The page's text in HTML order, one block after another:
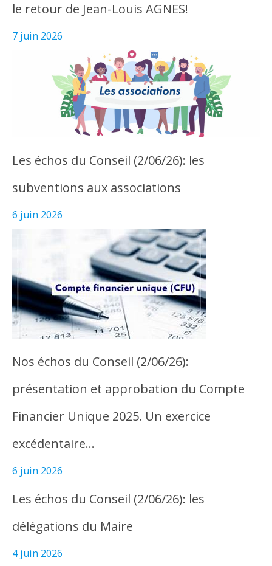
le retour de Jean-Louis AGNES!
7 juin 2026
Les échos du Conseil (2/06/26): les
subventions aux associations
6 juin 2026
Nos échos du Conseil (2/06/26):
présentation et approbation du Compte
Financier Unique 2025. Un exercice
excédentaire…
6 juin 2026
Les échos du Conseil (2/06/26): les
délégations du Maire
4 juin 2026